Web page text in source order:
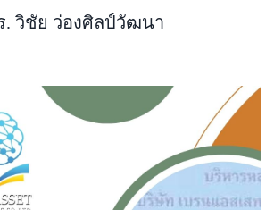
. วิชัย ว่องศิลป์วัฒนา